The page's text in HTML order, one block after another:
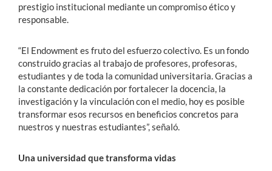
prestigio institucional mediante un compromiso ético y
responsable.
“El Endowment es fruto del esfuerzo colectivo. Es un fondo
construido gracias al trabajo de profesores, profesoras,
estudiantes y de toda la comunidad universitaria. Gracias a
la constante dedicación por fortalecer la docencia, la
investigación y la vinculación con el medio, hoy es posible
transformar esos recursos en beneficios concretos para
nuestros y nuestras estudiantes”, señaló.
Una universidad que transforma vidas